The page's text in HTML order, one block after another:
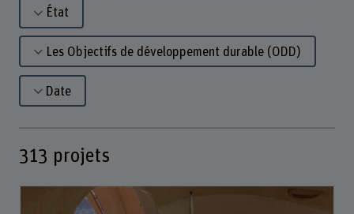
État
Les Objectifs de développement durable (ODD)
Date
313 projets